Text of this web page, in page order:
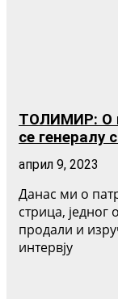
ТОЛИМИР: О
се генералу
април 9, 2023
Данас ми о
стрица, једног
продали и
интервју